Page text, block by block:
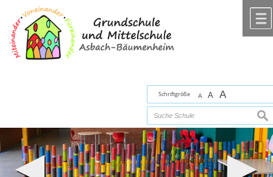
Zum Inhalt,
Schriftgröße A A A